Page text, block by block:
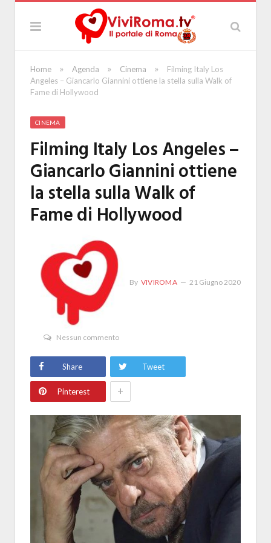
Home » Agenda » Cinema »
Filming Italy Los
Angeles – Giancarlo Giannini ottiene la stella sulla Walk of
Fame di Hollywood
CINEMA
Filming Italy Los Angeles –
Giancarlo Giannini ottiene
la stella sulla Walk of
Fame di Hollywood
By VIVIROMA 21 Giugno 2020
Nessun commento
Share Tweet
Pinterest +